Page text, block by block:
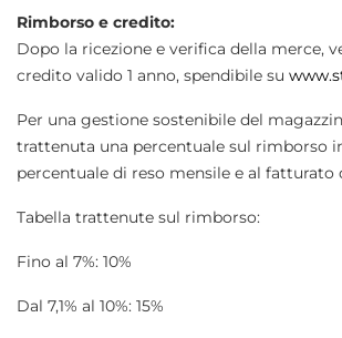
Rimborso e credito:
Dopo la ricezione e verifica della merce,
credito valido 1 anno, spendibile su
Per una gestione sostenibile del
trattenuta una percentuale sul rimborso
percentuale di reso mensile e al fatturato
Tabella trattenute sul rimborso:
Fino al 7%: 10%
Dal 7,1% al 10%: 15%